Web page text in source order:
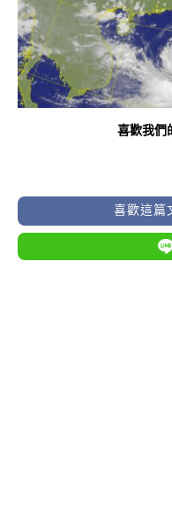
喜歡我們
喜歡這篇